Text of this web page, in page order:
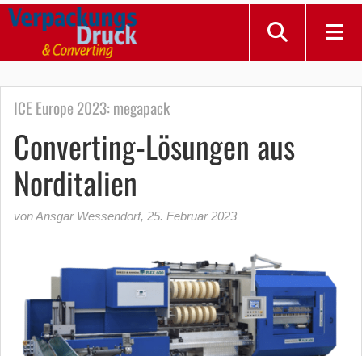
ICE Europe 2023: megapack
Converting-Lösungen aus
Norditalien
von Ansgar Wessendorf, 25. Februar 2023